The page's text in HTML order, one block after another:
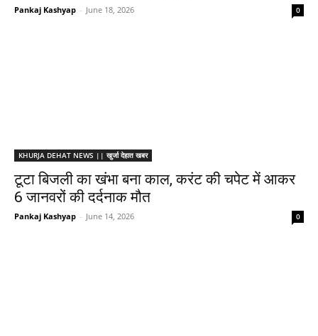
Pankaj Kashyap - June 18, 2026 0
KHURJA DEHAT NEWS || खुर्जा देहात खबर
टूटा बिजली का खंभा बना काल, करंट की चपेट में आकर
6 जानवरों की दर्दनाक मौत
Pankaj Kashyap - June 14, 2026 0